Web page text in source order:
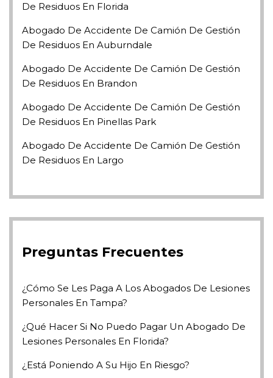
De Residuos En Florida
Abogado De Accidente De Camión De Gestión
De Residuos En Auburndale
Abogado De Accidente De Camión De Gestión
De Residuos En Brandon
Abogado De Accidente De Camión De Gestión
De Residuos En Pinellas Park
Abogado De Accidente De Camión De Gestión
De Residuos En Largo
Preguntas Frecuentes
¿Cómo Se Les Paga A Los Abogados De Lesiones
Personales En Tampa?
¿Qué Hacer Si No Puedo Pagar Un Abogado De
Lesiones Personales En Florida?
¿Está Poniendo A Su Hijo En Riesgo?